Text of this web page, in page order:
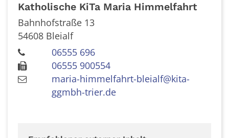
Katholische KiTa Maria Himmelfahrt
Bahnhofstraße 13
54608 Bleialf
06555 696
06555 900554
maria-himmelfahrt-bleialf@kita-
ggmbh-trier.de